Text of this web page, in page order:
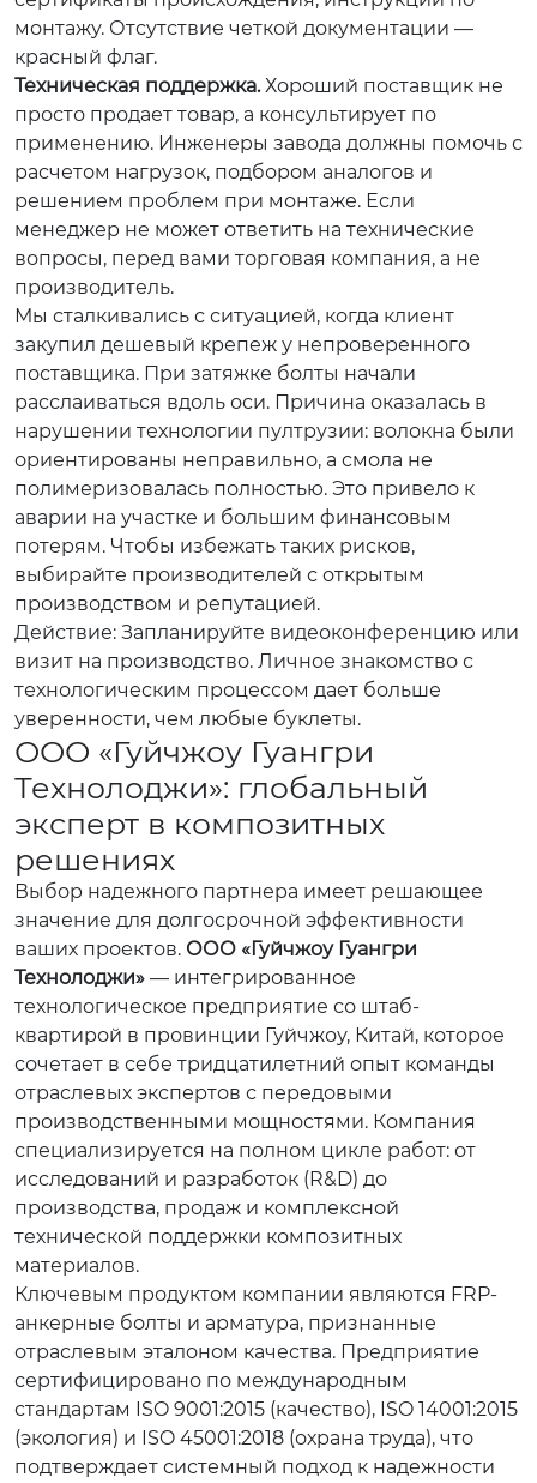
монтажу. Отсутствие четкой документации —
красный флаг.
Техническая поддержка.Хороший поставщик не
просто продает товар, а консультирует по
применению. Инженеры завода должны помочь с
расчетом нагрузок, подбором аналогов и
решением проблем при монтаже. Если
менеджер не может ответить на технические
вопросы, перед вами торговая компания, а не
производитель.
Мы сталкивались с ситуацией, когда клиент
закупил дешевый крепеж у непроверенного
поставщика. При затяжке болты начали
расслаиваться вдоль оси. Причина оказалась в
нарушении технологии пултрузии: волокна были
ориентированы неправильно, а смола не
полимеризовалась полностью. Это привело к
аварии на участке и большим финансовым
потерям. Чтобы избежать таких рисков,
выбирайте производителей с открытым
производством и репутацией.
Действие: Запланируйте видеоконференцию или
визит на производство. Личное знакомство с
технологическим процессом дает больше
уверенности, чем любые буклеты.
ООО «Гуйчжоу Гуангри
Технолоджи»: глобальный
эксперт в композитных
решениях
Выбор надежного партнера имеет решающее
значение для долгосрочной эффективности
ваших проектов. ООО «Гуйчжоу Гуангри
Технолоджи» — интегрированное
технологическое предприятие со штаб-
квартирой в провинции Гуйчжоу, Китай, которое
сочетает в себе тридцатилетний опыт команды
отраслевых экспертов с передовыми
производственными мощностями. Компания
специализируется на полном цикле работ: от
исследований и разработок (R&D) до
производства, продаж и комплексной
технической поддержки композитных
материалов.
Ключевым продуктом компании являются FRP-
анкерные болты и арматура, признанные
отраслевым эталоном качества. Предприятие
сертифицировано по международным
стандартам ISO 9001:2015 (качество), ISO 14001:2015
(экология) и ISO 45001:2018 (охрана труда), что
подтверждает системный подход к надежности